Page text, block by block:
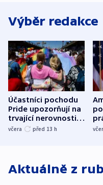
Výběr redakce
Účastníci pochodu
Pride upozorňují na
trvající nerovnosti i
společenskou
včera před 13 h
Aktuálně z